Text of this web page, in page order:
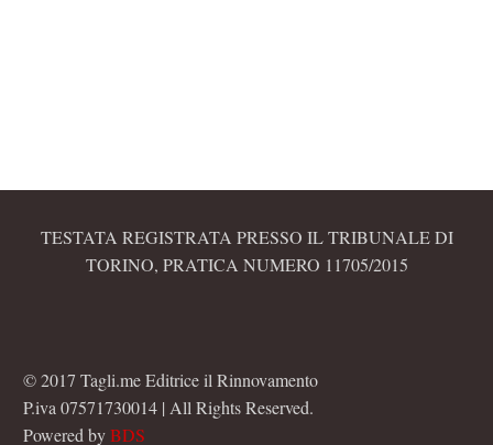
TESTATA REGISTRATA PRESSO IL TRIBUNALE DI
TORINO, PRATICA NUMERO 11705/2015
© 2017 Tagli.me Editrice il Rinnovamento
P.iva 07571730014 | All Rights Reserved.
Powered byBDS